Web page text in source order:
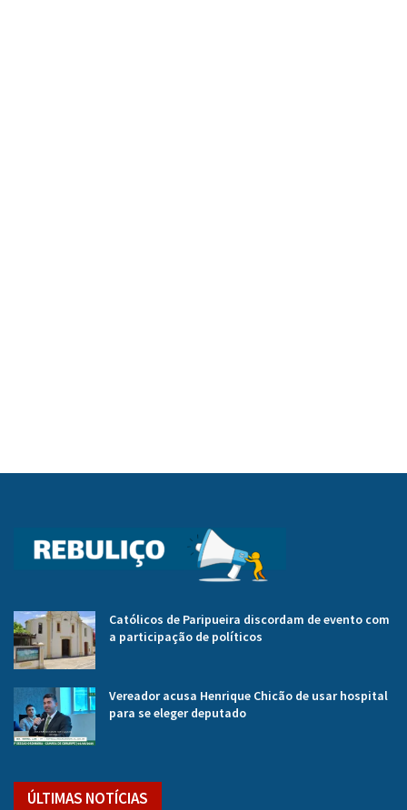
Católicos de Paripueira discordam de evento com
a participação de políticos
Vereador acusa Henrique Chicão de usar hospital
para se eleger deputado
ÚLTIMAS NOTÍCIAS